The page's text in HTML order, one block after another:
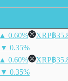
▲ 0.60% XRP฿
▼ 0.35%
▲ 0.60% XRP฿
▼ 0.35%